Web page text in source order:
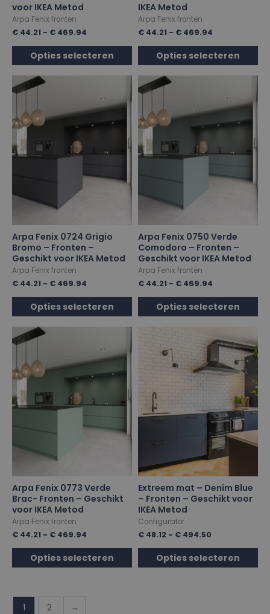
voor IKEA Metod
Arpa Fenix fronten
€ 44.21 - € 469.94
Opties selecteren
IKEA Metod
Arpa Fenix fronten
€ 44.21 - € 469.94
Opties selecteren
Arpa Fenix 0724 Grigio
Bromo – Fronten –
Geschikt voor IKEA Metod
Arpa Fenix fronten
€ 44.21 - € 469.94
Opties selecteren
Arpa Fenix 0750 Verde
Comodoro – Fronten –
Geschikt voor IKEA Metod
Arpa Fenix fronten
€ 44.21 - € 469.94
Opties selecteren
Arpa Fenix 0773 Verde
Brac- Fronten – Geschikt
voor IKEA Metod
Arpa Fenix fronten
€ 44.21 - € 469.94
Opties selecteren
Extreem mat – Denim Blue
– Fronten – Geschikt voor
IKEA Metod
Configurator
€ 48.12 - € 494.50
Opties selecteren
1 2 →